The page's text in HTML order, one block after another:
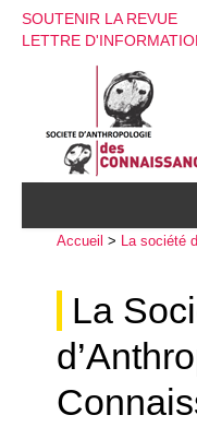
SOUTENIR LA REVUE
LETTRE
La société
Recherches
Appels à
Instructions aux
Accueil > La société
La